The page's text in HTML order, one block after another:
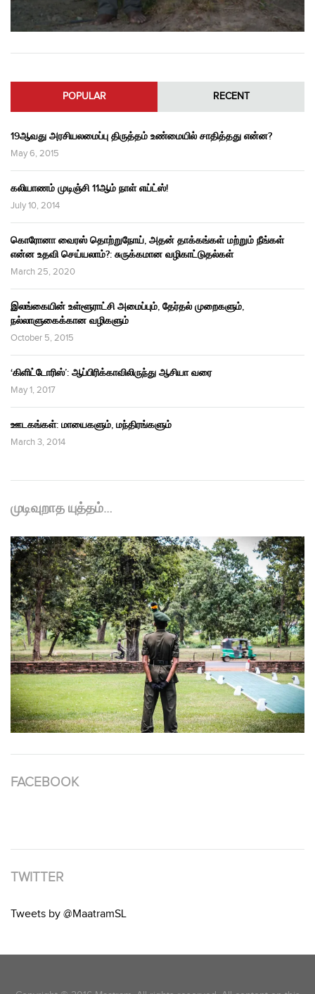
POPULAR RECENT
19ஆவது அரசியலமைப்பு திருத்தம் உண்மையில் சாதித்தது என்ன?
May 6, 2015
கலியாணம் முடிஞ்சி 11ஆம் நாள் எய்ட்ஸ்!
July 10, 2014
கொரோனா வைரஸ் தொற்றுநோய், அதன் தாக்கங்கள் மற்றும் நீங்கள்
என்ன உதவி செய்யலாம்?: சுருக்கமான வழிகாட்டுதல்கள்
March 25, 2020
இலங்கையின் உள்ளூராட்சி அமைப்பும், தேர்தல் முறைகளும்,
நல்லாளுகைக்கான வழிகளும்
October 5, 2015
‘கிளிட்டோரிஸ்’: ஆப்பிரிக்காவிலிருந்து ஆசியா வரை
May 1, 2017
ஊடகங்கள்: மாயைகளும், மந்திரங்களும்
March 3, 2014
முடிவுறாத யுத்தம்…
FACEBOOK
TWITTER
Tweets by @MaatramSL